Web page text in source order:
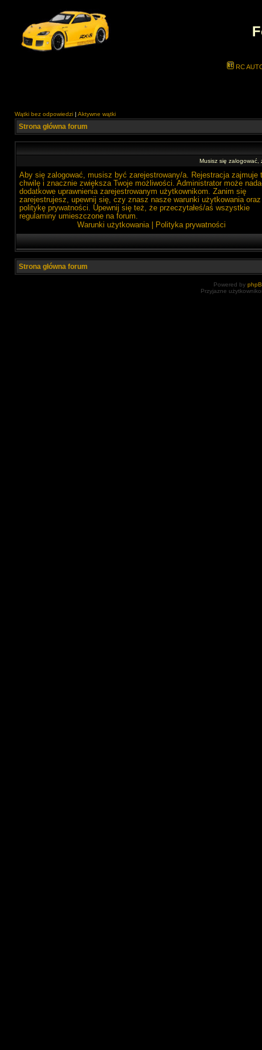
RC
Wątki bez odpowiedzi | Aktywne wątki
Strona główna forum
Musisz się zalogować,
Aby się zalogować, musisz być zarejestrowany/a. Rejestracja zajmuje
chwilę i znacznie zwiększa Twoje możliwości. Administrator może
dodatkowe uprawnienia zarejestrowanym użytkownikom. Zanim się
zarejestrujesz, upewnij się, czy znasz nasze warunki użytkowania oraz
politykę prywatności. Upewnij się też, że przeczytałeś/aś wszystkie
regulaminy umieszczone na forum.
Warunki użytkowania| Polityka prywatności
Strona główna forum
Powered by
Przyjazne